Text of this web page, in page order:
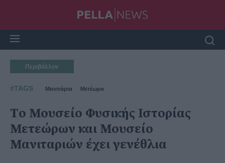
Περιβάλλον
#TAGS Μανιτάρια Μετέωρα
Tο Μουσείο Φυσικής Ιστορίας
Μετεώρων και Μουσείο
Μανιταριών έχει γενέθλια